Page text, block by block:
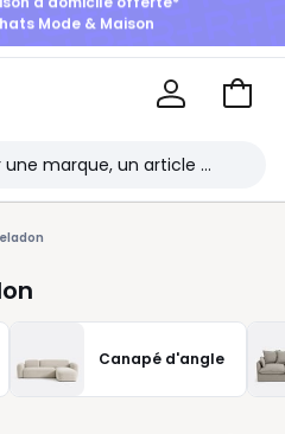
-50% dès 2 articles*
Aller
Canapé d'angle